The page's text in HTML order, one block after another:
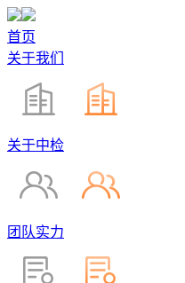
首页
关于我们
关于中检
团队实力